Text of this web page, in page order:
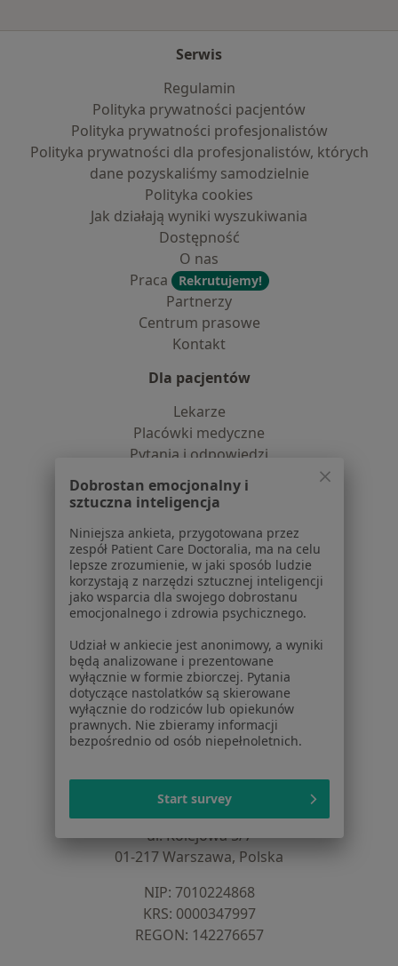
Serwis
Regulamin
Polityka prywatności pacjentów
Polityka prywatności profesjonalistów
Polityka prywatności dla profesjonalistów, których
dane pozyskaliśmy samodzielnie
Polityka cookies
Jak działają wyniki wyszukiwania
Dostępność
O nas
Praca
Rekrutujemy!
Partnerzy
Centrum prasowe
Kontakt
Dla pacjentów
Lekarze
Placówki medyczne
Pytania i odpowiedzi
Usługi i zabiegi
Choroby
Aplikacje mobilne
Blog dla pacjentów
Dla profesjonalistów
Dla lekarzy
Dla placówek medycznych
Noa Notes
nowość
Baza wiedzy
Centrum Pomocy dla Specjalisty
Kontakt ZnanyLekarz - Strona główna
ZnanyLekarz Sp. z o.o.
ul. Kolejowa 5/7
01-217 Warszawa, Polska
NIP: ⁠7010224868
KRS: ⁠0000347997
REGON: ⁠142276657
Dobrostan emocjonalny i
sztuczna inteligencja
Niniejsza ankieta, przygotowana przez
zespół Patient Care Doctoralia, ma na celu
lepsze zrozumienie, w jaki sposób ludzie
korzystają z narzędzi sztucznej inteligencji
jako wsparcia dla swojego dobrostanu
emocjonalnego i zdrowia psychicznego.
Udział w ankiecie jest anonimowy, a wyniki
będą analizowane i prezentowane
wyłącznie w formie zbiorczej. Pytania
dotyczące nastolatków są skierowane
wyłącznie do rodziców lub opiekunów
prawnych. Nie zbieramy informacji
bezpośrednio od osób niepełnoletnich.
Start survey